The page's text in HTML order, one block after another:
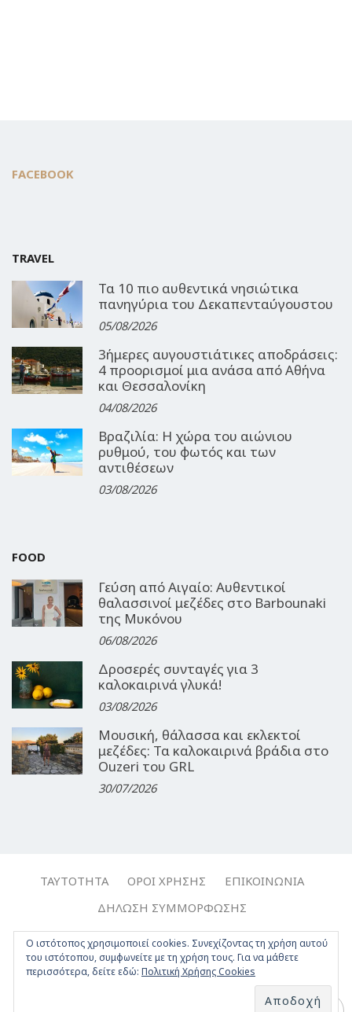
FACEBOOK
TRAVEL
Τα 10 πιο αυθεντικά νησιώτικα
πανηγύρια του Δεκαπενταύγουστου
05/08/2026
3ήμερες αυγουστιάτικες αποδράσεις:
4 προορισμοί μια ανάσα από Αθήνα
και Θεσσαλονίκη
04/08/2026
Βραζιλία: Η χώρα του αιώνιου
ρυθμού, του φωτός και των
αντιθέσεων
03/08/2026
FOOD
Γεύση από Αιγαίο: Αυθεντικοί
θαλασσινοί μεζέδες στο Barbounaki
της Μυκόνου
06/08/2026
Δροσερές συνταγές για 3
καλοκαιρινά γλυκά!
03/08/2026
Μουσική, θάλασσα και εκλεκτοί
μεζέδες: Τα καλοκαιρινά βράδια στο
Ouzeri του GRL
30/07/2026
ΤΑΥΤΌΤΗΤΑ ΌΡΟΙ ΧΡΉΣΗΣ
ΕΠΙΚΟΙΝΩΝΊΑ
ΔΉΛΩΣΗ ΣΥΜΜΌΡΦΩΣΗΣ
Copyright © 2017-2026, Travelgirl.gr | All rights reserved.
Crafted byApptime.
Youtube
Ο ιστότοπος χρησιμοποιεί cookies. Συνεχίζοντας τη χρήση αυτού
του ιστότοπου, συμφωνείτε με τη χρήση τους. Για να μάθετε
περισσότερα, δείτε εδώ: Πολιτική Χρήσης Cookies